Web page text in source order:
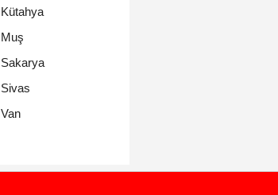
Kütahya
Muş
Sakarya
Sivas
Van